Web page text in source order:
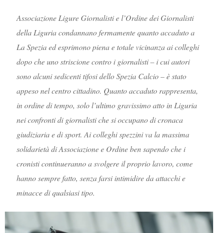
Associazione Ligure Giornalisti e l’Ordine dei Giornalisti
della Liguria condannano fermamente quanto accaduto a
La Spezia ed esprimono piena e totale vicinanza ai colleghi
dopo che uno striscione contro i giornalisti – i cui autori
sono alcuni sedicenti tifosi dello Spezia Calcio – è stato
appeso nel centro cittadino. Quanto accaduto rappresenta,
in ordine di tempo, solo l’ultimo gravissimo atto in Liguria
nei confronti di giornalisti che si occupano di cronaca
giudiziaria e di sport. Ai colleghi spezzini va la massima
solidarietà di Associazione e Ordine ben sapendo che i
cronisti continueranno a svolgere il proprio lavoro, come
hanno sempre fatto, senza farsi intimidire da attacchi e
minacce di qualsiasi tipo.